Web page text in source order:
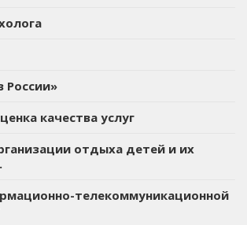
России»
качества услуг
отдыха детей и их
телекоммуникационной